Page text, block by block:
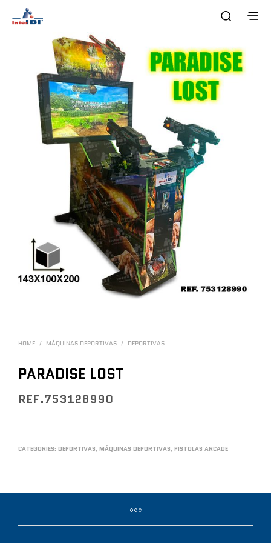
HOME / MÁQUINAS DEPORTIVAS / DEPORTIVAS
PARADISE LOST
REF.753128990
CATEGORIES: DEPORTIVAS, MÁQUINAS DEPORTIVAS, PISTOLAS ARCADE